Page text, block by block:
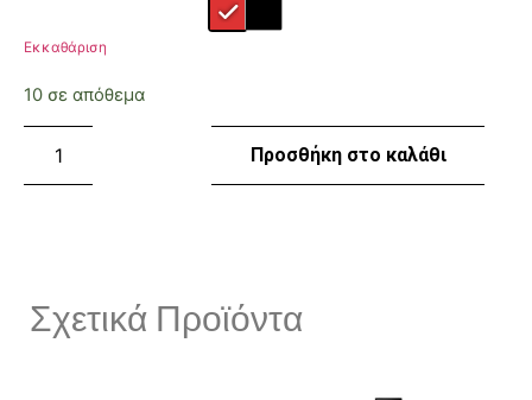
Εκκαθάριση
10 σε απόθεμα
Προσθήκη στο καλάθι
Σχετικά Προϊόντα